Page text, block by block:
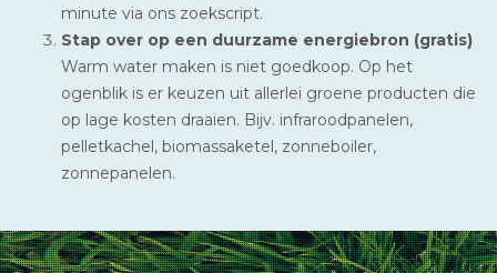
minute via ons zoekscript.
Stap over op een duurzame energiebron (gratis)
Warm water maken is niet goedkoop. Op het
ogenblik is er keuzen uit allerlei groene producten die
op lage kosten draaien. Bijv. infraroodpanelen,
pelletkachel, biomassaketel, zonneboiler,
zonnepanelen.